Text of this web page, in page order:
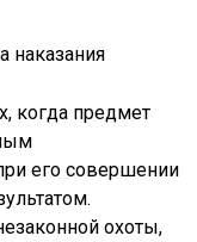
когда предмет
его совершении
охоты,